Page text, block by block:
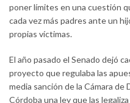
poner límites en una cuestión
cada vez más padres ante un
propias víctimas.
El año pasado el Senado dejó
proyecto que regulaba las
media sanción de la Cámara de
Córdoba una ley que las